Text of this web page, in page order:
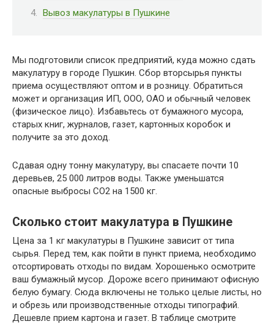
Вывоз макулатуры в Пушкине
Мы подготовили список предприятий, куда можно сдать
макулатуру в городе Пушкин. Сбор вторсырья пункты
приема осуществляют оптом и в розницу. Обратиться
может и организация ИП, ООО, ОАО и обычный человек
(физическое лицо). Избавьтесь от бумажного мусора,
старых книг, журналов, газет, картонных коробок и
получите за это доход.
Сдавая одну тонну макулатуру, вы спасаете почти 10
деревьев, 25 000 литров воды. Также уменьшатся
опасные выбросы CO2 на 1500 кг.
Сколько стоит макулатура в Пушкине
Цена за 1 кг макулатуры в Пушкине зависит от типа
сырья. Перед тем, как пойти в пункт приема, необходимо
отсортировать отходы по видам. Хорошенько осмотрите
ваш бумажный мусор. Дороже всего принимают офисную
белую бумагу. Сюда включены не только целые листы, но
и обрезь или производственные отходы типографий.
Дешевле прием картона и газет. В таблице смотрите